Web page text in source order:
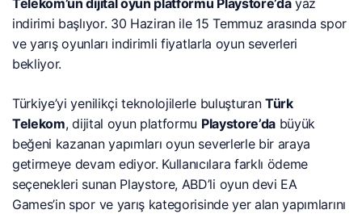
Telekom’un dijital oyun platformu Playstore’dayaz
indirimi başlıyor. 30 Haziran ile 15 Temmuz arasında spor
ve yarış oyunları indirimli fiyatlarla oyun severleri
bekliyor.
Türkiye’yi yenilikçi teknolojilerle buluşturanTürk
Telekom, dijital oyun platformu Playstore’da büyük
beğeni kazanan yapımları oyun severlerle bir araya
getirmeye devam ediyor. Kullanıcılara farklı ödeme
seçenekleri sunan Playstore, ABD’li oyun devi EA
Games’in spor ve yarış kategorisinde yer alan yapımlarını